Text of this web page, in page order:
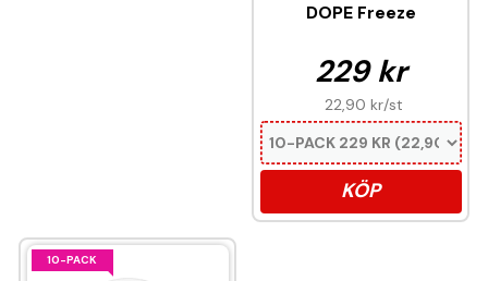
DOPE Freeze
229 kr
22,90 kr/st
KÖP
10-PACK